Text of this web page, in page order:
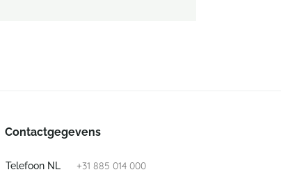
Contactgegevens
Telefoon NL +31 885 014 000